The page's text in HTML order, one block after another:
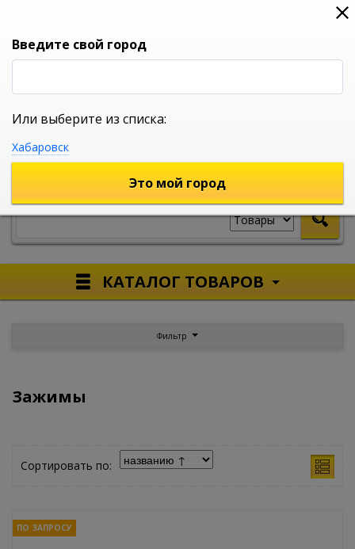
0
УНИВЕРСАЛЬНЫЙ ИНТЕРНЕТ МАГАЗИН
КАТАЛОГ ТОВАРОВ
Фильтр
Зажимы
Сортировать по:
ПО ЗАПРОСУ
Введите свой город
Или выберите из списка:
Хабаровск
Это мой город